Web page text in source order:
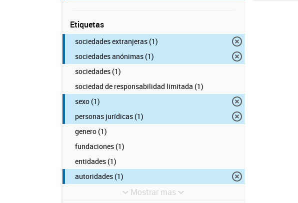
Etiquetas
sociedades extranjeras (1)
sociedades anónimas (1)
sociedades (1)
sociedad de responsabilidad limitada (1)
sexo (1)
personas jurídicas (1)
genero (1)
fundaciones (1)
entidades (1)
autoridades (1)
Mostrar mas